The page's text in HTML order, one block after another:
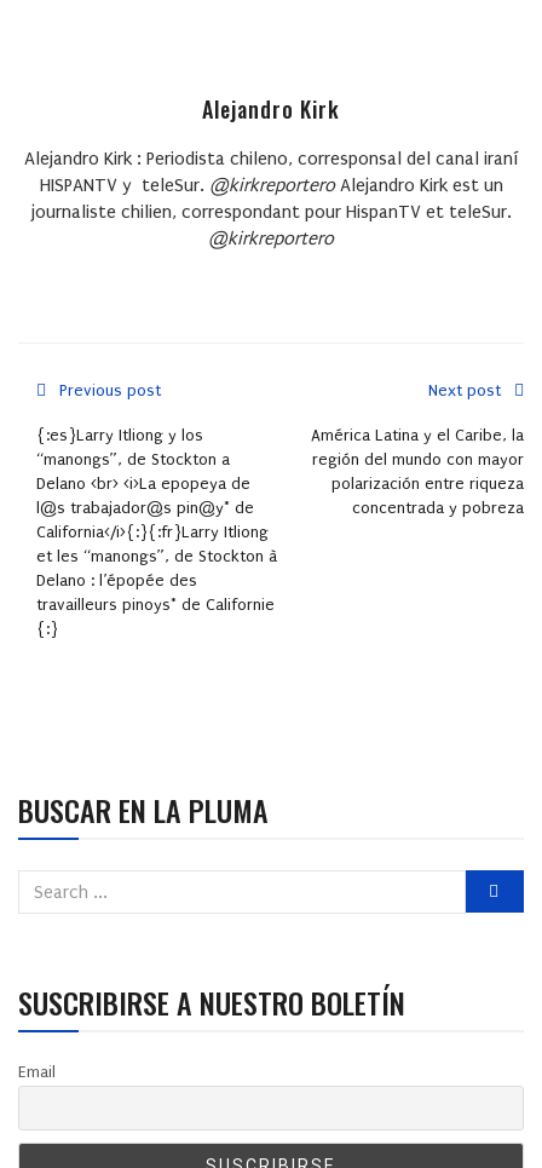
Alejandro Kirk
Alejandro Kirk : Periodista chileno, corresponsal del canal iraní
HISPANTV y teleSur. @kirkreporteroAlejandro Kirk est un
journaliste chilien, correspondant pour HispanTV et teleSur.
@kirkreportero
Previous post
{:es}Larry Itliong y los
“manongs”, de Stockton a
Delano <br> <i>La epopeya de
l@s trabajador@s pin@y* de
California</i>{:}{:fr}Larry Itliong
et les “manongs”, de Stockton à
Delano : l’épopée des
travailleurs pinoys* de Californie
{:}
Next post
América Latina y el Caribe, la
región del mundo con mayor
polarización entre riqueza
concentrada y pobreza
BUSCAR EN LA PLUMA
SUSCRIBIRSE A NUESTRO BOLETÍN
Email